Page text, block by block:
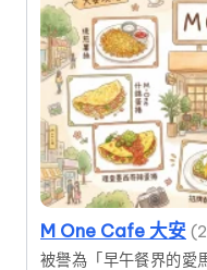
M One Cafe 大安
被譽為「早午餐界的愛